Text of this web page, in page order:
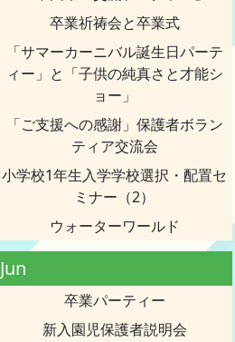
卒業祈祷会と卒業式
「サマーカーニバル誕生日パーテ
ィー」と「子供の純真さと才能シ
ョー」
「ご支援への感謝」保護者ボラン
ティア交流会
小学校1年生入学学校選択・配置セ
ミナー（2）
ウォーターワールド
Jun
卒業パーティー
新入園児保護者説明会